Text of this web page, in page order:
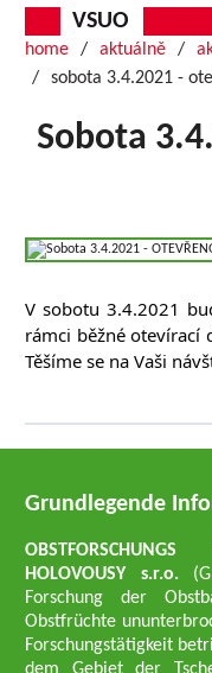
VSUO
home aktuálně
sobota 3.4.2021 -
Sobota
V sobotu 3.4.2021
rámci běžné otevírací
Těšíme se na Vaši
Grundlegende
HOLOVOUSY s.r.o.
Forschung der
Obstfrüchte
Forschungstätigkeit